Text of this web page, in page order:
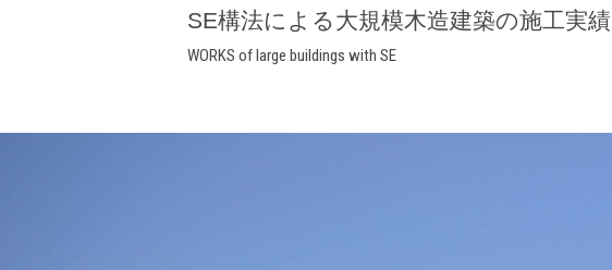
SE構法による大規模木造建築の施工実績
WORKS of large buildings with SE